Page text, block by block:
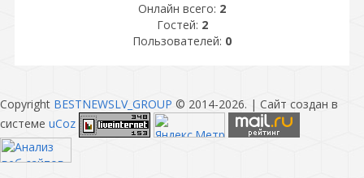
Онлайн всего: 2
Гостей: 2
Пользователей: 0
Copyright BESTNEWSLV_GROUP © 2014-2026. | Сайт создан в
системе uCoz